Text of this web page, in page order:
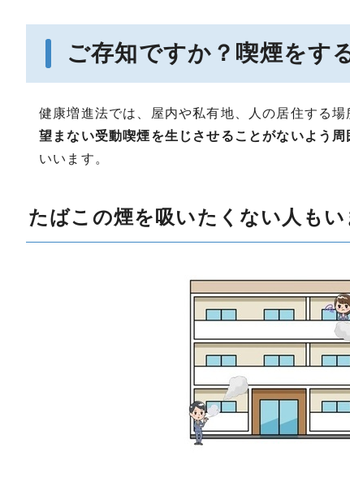
ご存知ですか？喫煙をす
健康増進法では、屋内や私有地、人の居住する
望まない受動喫煙を生じさせることがないよう
いいます。
たばこの煙を吸いたくない人もい